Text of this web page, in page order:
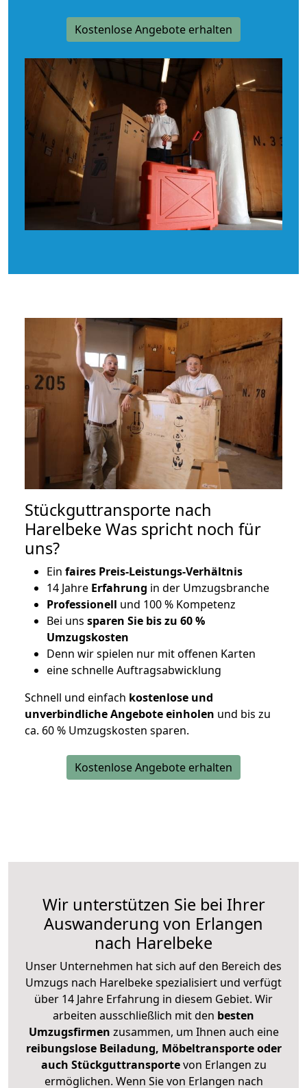
Kostenlose Angebote erhalten
Stückguttransporte nach
Harelbeke Was spricht noch für
uns?
Ein faires Preis-Leistungs-Verhältnis
14 Jahre Erfahrung in der Umzugsbranche
Professionell und 100 % Kompetenz
Bei uns sparen Sie bis zu 60 %
Umzugskosten
Denn wir spielen nur mit offenen Karten
eine schnelle Auftragsabwicklung
Schnell und einfach kostenlose und
unverbindliche Angebote einholen und bis zu
ca. 60 % Umzugskosten sparen.
Kostenlose Angebote erhalten
Wir unterstützen Sie bei Ihrer
Auswanderung von Erlangen
nach Harelbeke
Unser Unternehmen hat sich auf den Bereich des
Umzugs nach Harelbeke spezialisiert und verfügt
über 14 Jahre Erfahrung in diesem Gebiet. Wir
arbeiten ausschließlich mit den besten
Umzugsfirmen zusammen, um Ihnen auch eine
reibungslose Beiladung, Möbeltransporte oder
auch Stückguttransportevon Erlangen zu
ermöglichen. Wenn Sie von Erlangen nach